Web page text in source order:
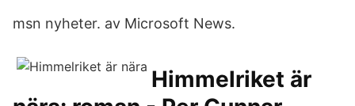
msn nyheter. av Microsoft News.
Himmelriket är